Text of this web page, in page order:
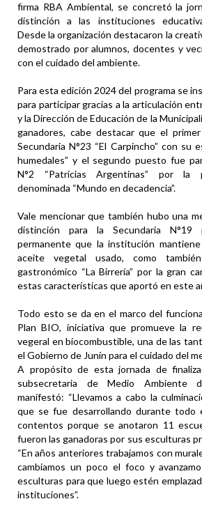
firma RBA Ambiental, se concretó la
distinción a las instituciones
Desde la organización destacaron la
demostrado por alumnos, docentes y
con el cuidado del ambiente.
Para esta edición 2024 del programa se
para participar gracias a la articulación
y la Dirección de Educación de la
ganadores, cabe destacar que el
Secundaria N°23 “El Carpincho” con su
humedales” y el segundo puesto fue
N°2 “Patricias Argentinas” por la
denominada “Mundo en decadencia”.
Vale mencionar que también hubo una
distinción para la Secundaria N°19
permanente que la institución
aceite vegetal usado, como
gastronómico “La Birrería” por la gran
estas características que aportó en este
Todo esto se da en el marco del
Plan BIO, iniciativa que promueve la
vegeral en biocombustible, una de las
el Gobierno de Junín para el cuidado del
A propósito de esta jornada de
subsecretaria de Medio Ambiente
manifestó: “Llevamos a cabo la
que se fue desarrollando durante todo
contentos porque se anotaron 11
fueron las ganadoras por sus esculturas
“En años anteriores trabajamos con
cambiamos un poco el foco y
esculturas para que luego estén
instituciones”.